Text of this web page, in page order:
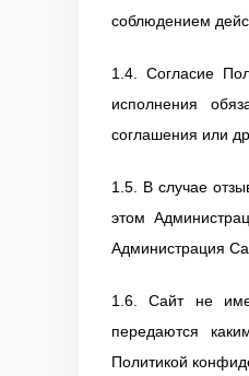
соблюдением
1.4. Согласие
исполнения
соглашения или
1.5. В случае
этом
Администрация
1.6. Сайт не
передаются
Политикой